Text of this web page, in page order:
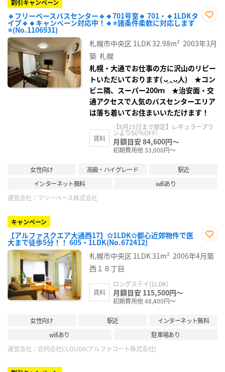
割引キャンペーン
🔹フリーベースバスセンター🔹🔸701号室🔸 701・🔹1LDKタ
イプ🔹🔸キャンペーン対応中！🔸⭐諸条件柔軟に対応します
⭐(No.1106931)
り登
録
札幌市中央区 1LDK32.98m² 2003年3月
築 札幌
札幌・大通でお仕事の方に沢山のリピー
トいただいております( ᴗ̤ .̮ ᴗ̤人) ★コン
ビニ隣、スーパー200ｍ ★治安面・交
通アクセスで人気のバスセンターエリア
は落ち着いてお住まいいただけます！
賃料
【8月15日まで限定】レギュラープラ
ンより50％OFF!
月額目安 84,600円～
初期費用他 33,000円～
女性向け 高級・ハイグレード
駅近
インターネット無料
wifiあり
運営会社： フリーベース株式会社
キャンペーン
【アルファスクエア大通西17】✩1LDK✩都心近郊物件で医
大まで徒歩5分！！ 605・1LDK(No.672412)
に入
り登
札幌市中央区 1LDK31m² 2006年4月築
西１８丁目
賃料
ロングステイ(1LDK)
月額目安 115,500円～
初期費用他 48,400円～
女性向け 駅近
インターネット無料
wifiあり
駐車場あり
運営会社： 合同会社CLOUD9(アルファコート株式会社)